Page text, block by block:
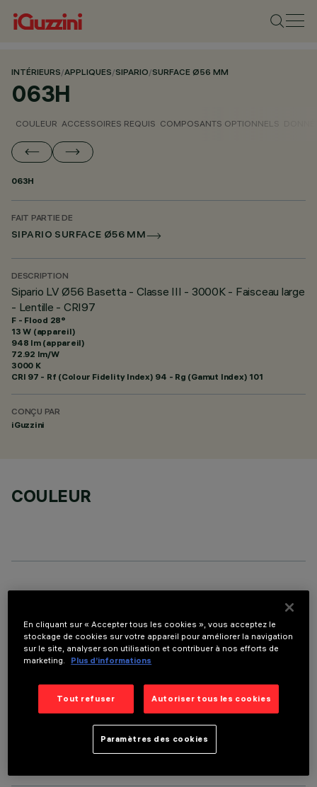
INTÉRIEURS/APPLIQUES/SIPARIO/SURFACE Ø56 MM
063H
COULEUR ACCESSOIRES REQUIS COMPOSANTS OPTIONNELS
063H
FAIT PARTIE DE
SIPARIO SURFACE Ø56 MM
DESCRIPTION
Sipario LV Ø56 Basetta - Classe III - 3000K - Faisceau large
- Lentille - CRI97
F - Flood 28°
13 W (appareil)
948 lm (appareil)
72.92 lm/W
3000 K
CRI 97 - Rf (Colour Fidelity Index) 94 - Rg (Gamut Index) 101
CONÇU PAR
iGuzzini
COULEUR
Il est nécessaire de commander l'un des accessoires requis pour installer et utiliser correctement
le produit:
COMPOSANTS OPTIONNELS
En cliquant sur « Accepter tous les cookies », vous acceptez le
stockage de cookies sur votre appareil pour améliorer la navigation
sur le site, analyser son utilisation et contribuer à nos efforts de
marketing.
Plus d’informations
Tout refuser Autoriser tous les cookies
Paramètres des cookies